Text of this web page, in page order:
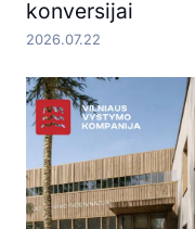
konversijai
2026.07.22